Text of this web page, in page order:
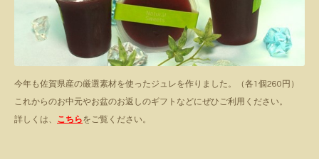
今年も佐賀県産の厳選素材を使ったジュレを作りました。（各1個260円）
これからのお中元やお盆のお返しのギフトなどにぜひご利用ください。
詳しくは、 こちらをご覧ください。